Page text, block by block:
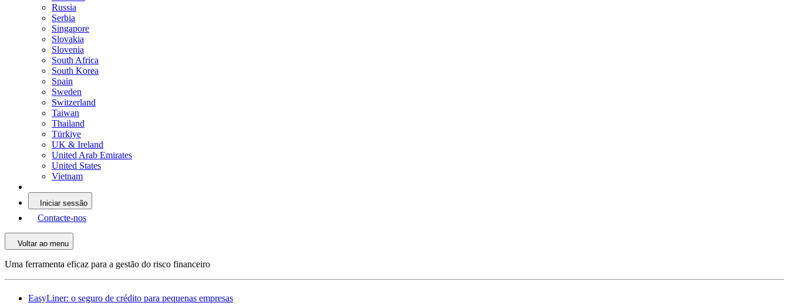
Russia
Serbia
Singapore
Slovakia
Slovenia
South Africa
South Korea
Spain
Sweden
Switzerland
Taiwan
Thailand
Türkiye
UK & Ireland
United Arab Emirates
United States
Vietnam
Iniciar sessão
Contacte-nos
Voltar ao menu
Uma ferramenta eficaz para a gestão do risco financeiro
EasyLiner: o seguro de crédito para pequenas empresas